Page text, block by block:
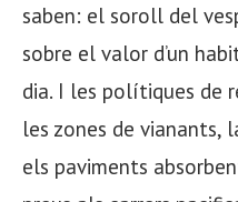
saben: el soroll del
sobre el valor d’un
dia. I les polítiques de
les zones de
els paviments